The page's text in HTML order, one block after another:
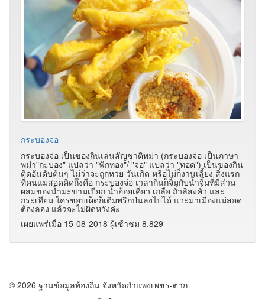
กระบองจ่อ
กระบองจ่อ เป็นของกินเล่นสัญชาติพม่า (กระบองจ่อ เป็นภาษา
พม่า"กะบอง" แปลว่า "ฟักทอง"/ "จ่อ" แปลว่า "ทอด") เป็นของกิน
ติดอันดับต้นๆ ไม่ว่าจะถูกหวย วันเกิด หรือไม่ก็งานเลี้ยง สิ่งแรก
ที่คนแม่สอดคิดถึงคือ กระบองจ่อ เวลากินก็จิ้มกับน้ำจิ้มที่มีส่วน
ผสมของน้ำมะขามเปียก น้ำอ้อยเคี่ยว เกลือ ถั่วลิสงคั่ว และ
กระเทียม ใครชอบเผ็ดก็เติมพริกป่นลงไปได้ แวะมาเมืองแม่สอด
ต้องลอง แล้วจะไม่ผิดหวังค่ะ
เผยแพร่เมื่อ 15-08-2018 ผู้เช้าชม 8,829
© 2026 ฐานข้อมูลท้องถิ่น จังหวัดกำแพงเพชร-ตาก